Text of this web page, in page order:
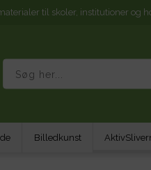
til skoler, institutioner og
Billedkunst